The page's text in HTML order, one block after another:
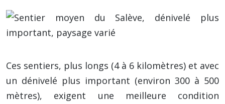
Ces sentiers, plus longs (4 à 6 kilomètres) et avec
un dénivelé plus important (environ 300 à 500
mètres), exigent une meilleure condition